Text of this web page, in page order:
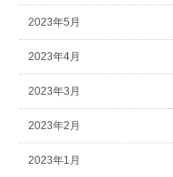
2023年5月
2023年4月
2023年3月
2023年2月
2023年1月